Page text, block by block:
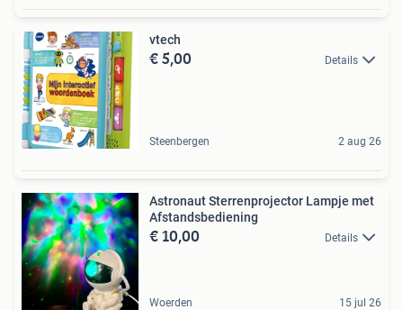
vtech
€ 5,00 Details
Steenbergen 2 aug 26
Astronaut Sterrenprojector Lampje met
Afstandsbediening
€ 10,00 Details
Woerden 15 jul 26